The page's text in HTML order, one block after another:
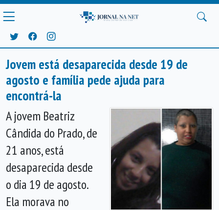
Jovem está desaparecida desde 19 de
agosto e família pede ajuda para
encontrá-la
A jovem Beatriz
Cândida do Prado, de
21 anos, está
desaparecida desde
o dia 19 de agosto.
Ela morava no